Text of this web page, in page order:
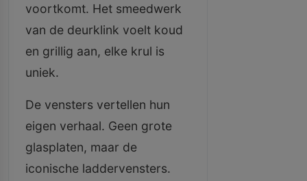
voortkomt. Het smeedwerk
van de deurklink voelt koud
en grillig aan, elke krul is
uniek.
De vensters vertellen hun
eigen verhaal. Geen grote
glasplaten, maar de
iconische laddervensters.